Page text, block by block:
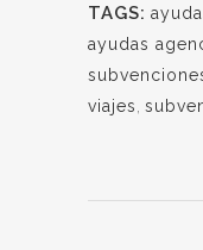
TAGS:
ayudas
viajes